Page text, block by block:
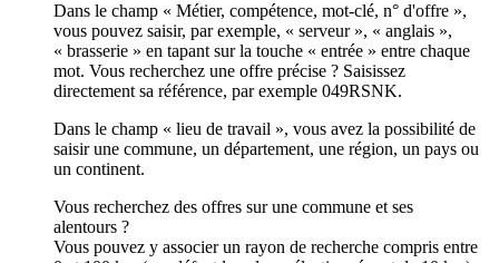
Dans le champ « Métier, compétence, mot-clé, n° d'offre »,
vous pouvez saisir, par exemple, « serveur », « anglais »,
« brasserie » en tapant sur la touche « entrée » entre chaque
mot. Vous recherchez une offre précise ? Saisissez
directement sa référence, par exemple 049RSNK.
Dans le champ « lieu de travail », vous avez la possibilité de
saisir une commune, un département, une région, un pays ou
un continent.
Vous recherchez des offres sur une commune et ses
alentours ?
Vous pouvez y associer un rayon de recherche compris entre